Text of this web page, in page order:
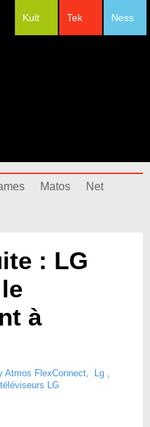
Ness
Tek
Kult
Matos
Net
: LG
à
Atmos FlexConnect, Lg ,
téléviseurs LG